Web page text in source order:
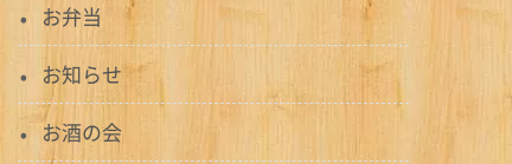
お弁当
お知らせ
お酒の会